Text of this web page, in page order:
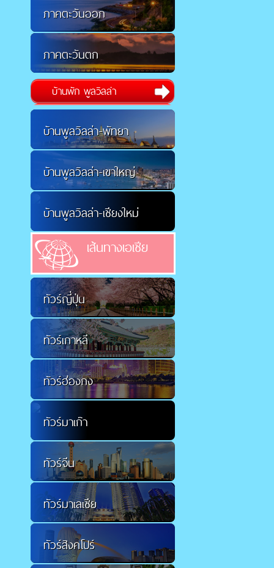
ภาคตะวันออก
ภาคตะวันตก
บ้านพัก พูลวิลล่า
บ้านพูลวิลล่า-พัทยา
บ้านพูลวิลล่า-เขาใหญ่
บ้านพูลวิลล่า-เชียงใหม่
เส้นทางเอเชีย
ทัวร์ญี่ปุ่น
ทัวร์เกาหลี
ทัวร์ฮ่องกง
ทัวร์มาเก๊า
ทัวร์จีน
ทัวร์มาเลเซีย
ทัวร์สิงคโปร์